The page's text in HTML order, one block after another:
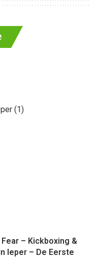
(1)
– Kickboxing &
Ieper – De Eerste